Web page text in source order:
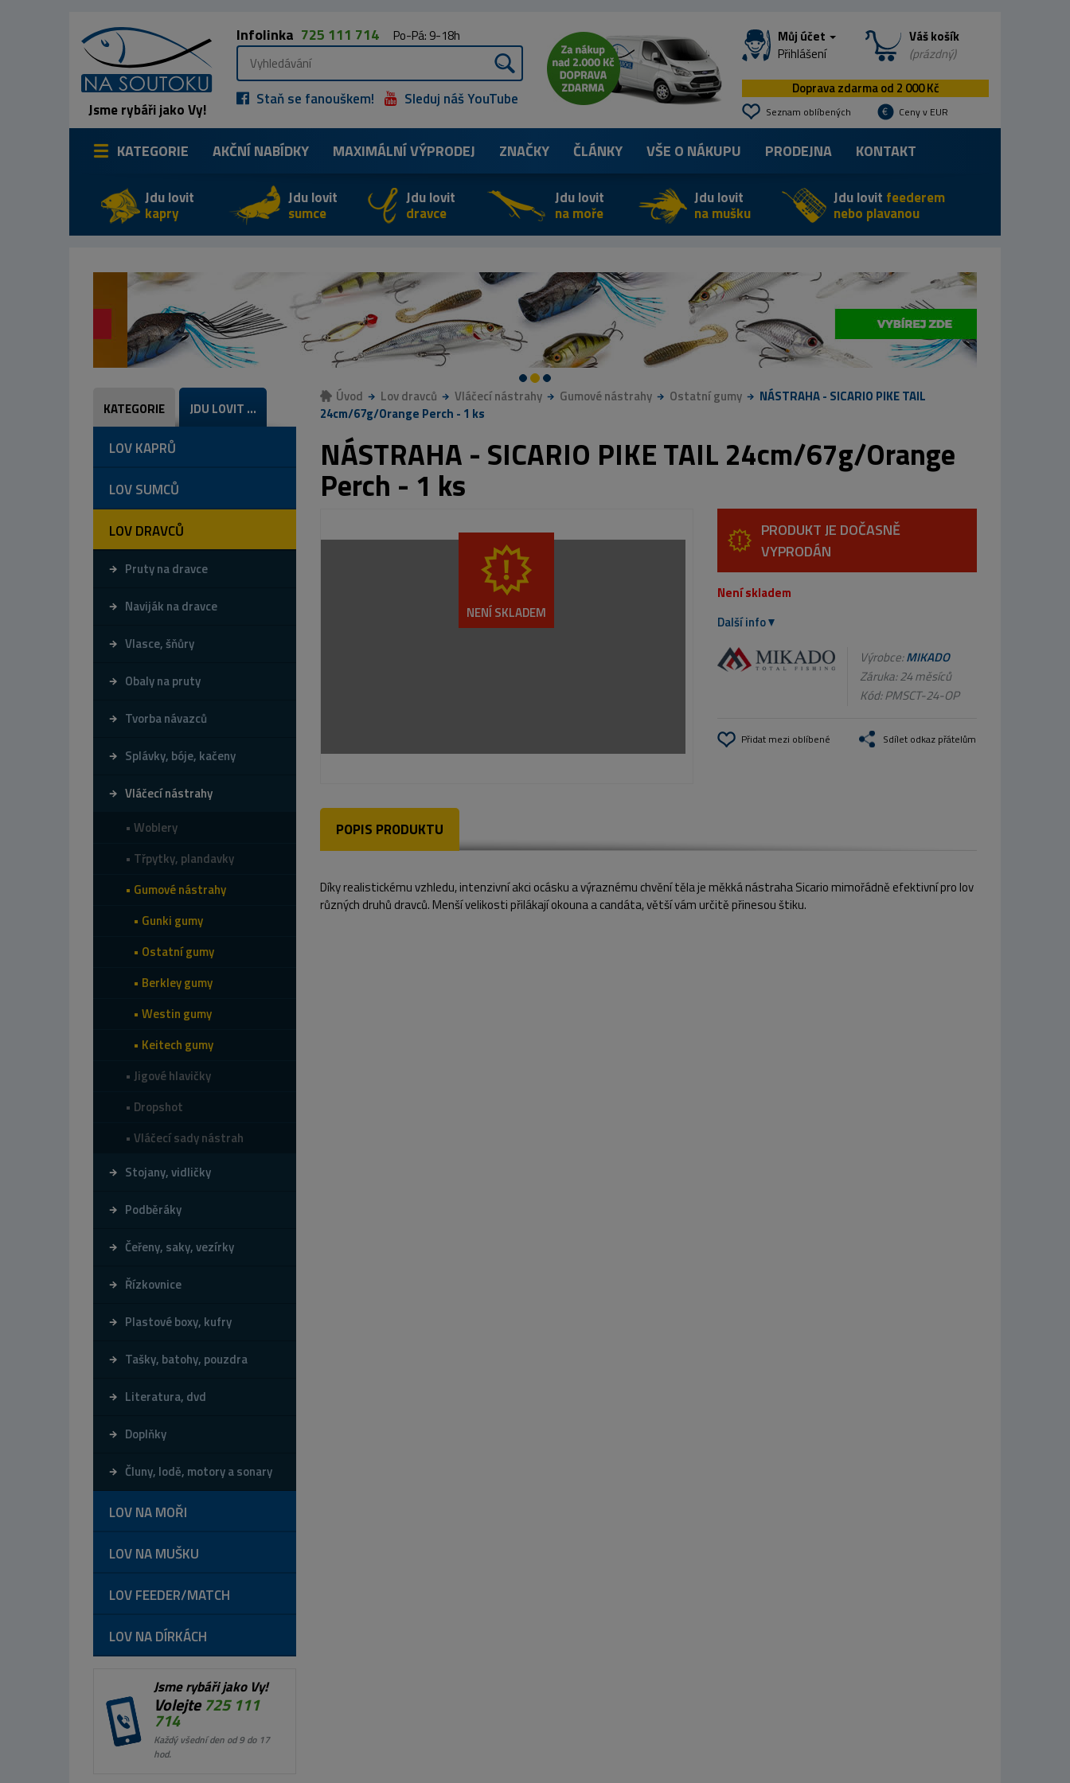
Jsme rybáři jako Vy!
Infolinka 725 111 714 Po-Pá: 9-18h
Staň se fanouškem! Sleduj náš YouTube
Můj účet
Přihlášení
Váš košík
(prázdný)
Doprava zdarma od 2 000 Kč
Seznam oblíbených Ceny v EUR
KATEGORIE AKČNÍ NABÍDKY MAXIMÁLNÍVÝPRODEJ ZNAČKY ČLÁNKY VŠE O NÁKUPU PRODEJNA KONTAKT
Jdu lovit
kapry
Jdu lovit
sumce
Jdu lovit
dravce
Jdu lovit
na moře
Jdu lovit
na mušku
Jdu lovit feederem
nebo plavanou
KATEGORIE JDU LOVIT ...
LOV KAPRŮ
LOV SUMCŮ
LOV DRAVCŮ
Pruty na dravce
Naviják na dravce
Vlasce, šňůry
Obaly na pruty
Tvorba návazců
Splávky, bóje, kačeny
Vláčecí nástrahy
Woblery
Třpytky, plandavky
Gumové nástrahy
Gunki gumy
Ostatní gumy
Berkley gumy
Westin gumy
Keitech gumy
Jigové hlavičky
Dropshot
Vláčecí sady nástrah
Stojany, vidličky
Podběráky
Čeřeny, saky, vezírky
Řízkovnice
Plastové boxy, kufry
Tašky, batohy, pouzdra
Literatura, dvd
Doplňky
Čluny, lodě, motory a sonary
LOV NA MOŘI
LOV NA MUŠKU
LOV FEEDER/MATCH
LOV NA DÍRKÁCH
Jsme rybáři jako Vy!
Volejte725 111
714
Každý všední den od 9 do 17
hod.
Úvod Lov dravců Vláčecí nástrahy Gumové nástrahy Ostatní gumy
NÁSTRAHA - SICARIO PIKE TAIL
24cm/67g/Orange Perch - 1 ks
NÁSTRAHA - SICARIO PIKE TAIL 24cm/67g/Orange
Perch - 1 ks
NENÍ SKLADEM
PRODUKT JE DOČASNĚ
VYPRODÁN
Není skladem
Další info
Výrobce:MIKADO
Záruka: 24 měsíců
Kód:PMSCT-24-OP
Přidat mezi oblíbené Sdílet odkaz přátelům
POPIS PRODUKTU
Díky realistickému vzhledu, intenzivní akci ocásku a výraznému chvění těla je měkká nástraha Sicario mimořádně efektivní pro lov
různých druhů dravců. Menší velikosti přilákají okouna a candáta, větší vám určitě přinesou štiku.